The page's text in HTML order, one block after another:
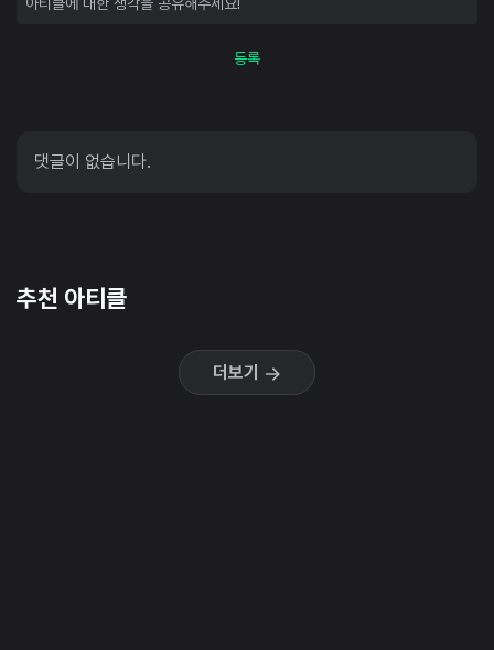
등록
댓글이 없습니다.
추천 아티클
더보기